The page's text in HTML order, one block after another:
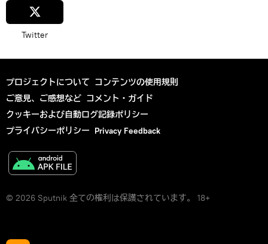
Twitter
プロジェクトについて コンテンツの使用規則
ご意見、ご感想など コメント・ガイド
クッキーおよび自動ログ記録ポリシー
プライバシーポリシー Privacy Feedback
© 2026 Sputnik 全ての権利は保護されています。 18+